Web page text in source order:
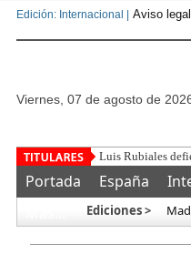
Edición: Internacional | Aviso legal
viernes, 07 de agosto de
Luis Rubiales
Portada España
Ediciones >